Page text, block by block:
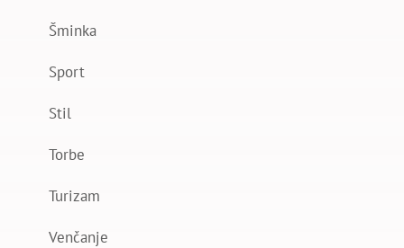
Šminka
Sport
Stil
Torbe
Turizam
Venčanje